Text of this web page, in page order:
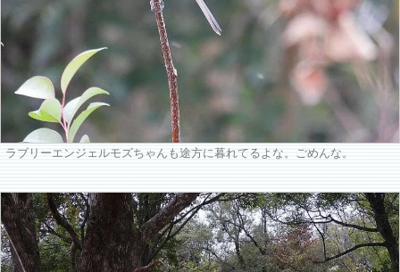
ラブリーエンジェルモズちゃんも途方に暮れてるよな。ごめんな。